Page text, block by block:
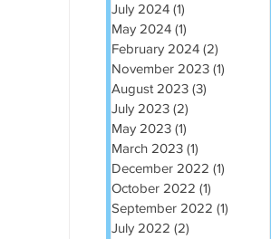
July 2024 (1)
May 2024 (1)
February 2024 (2)
November 2023 (1)
August 2023 (3)
July 2023 (2)
May 2023 (1)
March 2023 (1)
December 2022 (1)
October 2022 (1)
September 2022 (1)
July 2022 (2)